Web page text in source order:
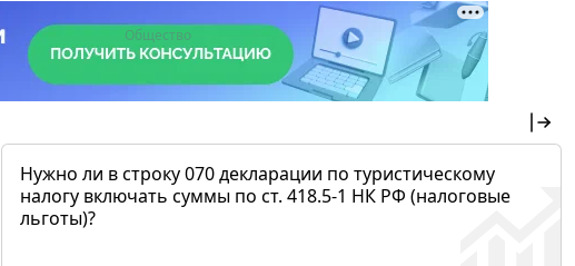
19:4317 июля 2026 Общество
Нужно ли в строку 070 декларации по туристическому
налогу включать суммы по ст. 418.5-1 НК РФ (налоговые
льготы)?